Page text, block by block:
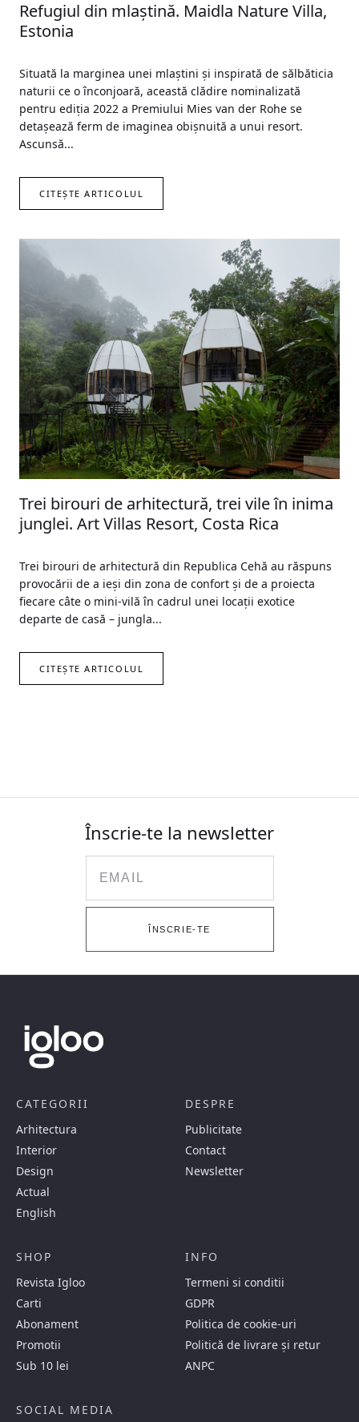
Refugiul din mlaştină. Maidla Nature Villa,
Estonia
Situată la marginea unei mlaştini şi inspirată de sălbăticia
naturii ce o înconjoară, această clădire nominalizată
pentru ediţia 2022 a Premiului Mies van der Rohe se
detaşează ferm de imaginea obişnuită a unui resort.
Ascunsă...
CITEȘTE ARTICOLUL
Trei birouri de arhitectură, trei vile în inima
junglei. Art Villas Resort, Costa Rica
Trei birouri de arhitectură din Republica Cehă au răspuns
provocării de a ieşi din zona de confort şi de a proiecta
fiecare câte o mini-vilă în cadrul unei locaţii exotice
departe de casă – jungla...
CITEȘTE ARTICOLUL
Înscrie-te la newsletter
ÎNSCRIE-TE
CATEGORII
Arhitectura
Interior
Design
Actual
English
DESPRE
Publicitate
Contact
Newsletter
SHOP
Revista Igloo
Carti
Abonament
Promotii
Sub 10 lei
INFO
Termeni si conditii
GDPR
Politica de cookie-uri
Politică de livrare și retur
ANPC
SOCIAL MEDIA